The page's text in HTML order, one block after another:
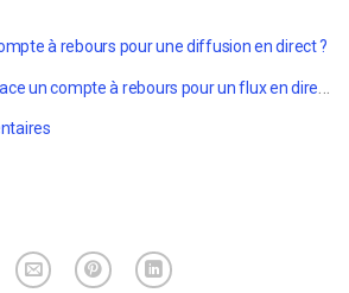
à rebours pour une diffusion en direct ?